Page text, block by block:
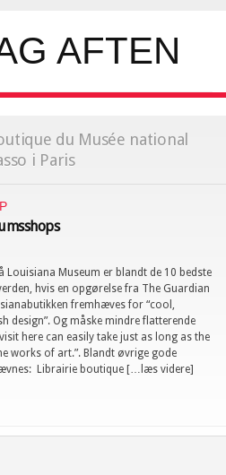
du Musée national
i Paris
Louisiana Museum er blandt de 10 bedste
hvis en opgørelse fra The Guardian
fremhæves for “cool,
design”. Og måske mindre flatterende
here can easily take just as long as the
works of art.”. Blandt øvrige gode
Librairie boutique […læs videre]